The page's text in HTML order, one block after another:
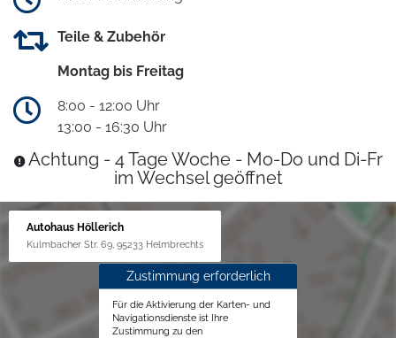
Teile & Zubehör
Montag bis Freitag
8:00 - 12:00 Uhr
13:00 - 16:30 Uhr
Achtung - 4 Tage Woche - Mo-Do und Di-Fr
im Wechsel geöffnet
Autohaus Höllerich
Kulmbacher Str. 69, 95233 Helmbrechts
Zustimmung erforderlich
Für die Aktivierung der Karten- und
Navigationsdienste ist Ihre
Zustimmung zu den